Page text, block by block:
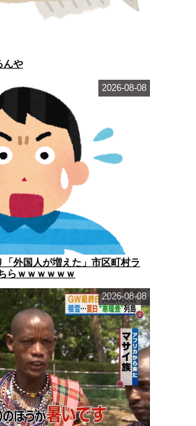
んや
「外国人が増えた」市区町村ラ
らｗｗｗｗｗｗ
2026-08-08
2026-08-08